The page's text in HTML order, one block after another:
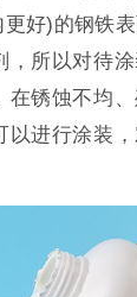
好)的钢铁
，所以对待
在锈蚀不均
以进行涂装